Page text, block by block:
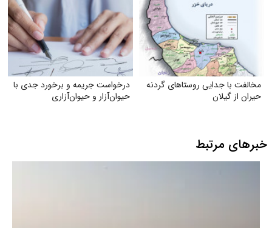
مخالفت با جدایی روستاهای گردنه
حیران از گیلان
درخواست جریمه و برخورد جدی با
حیوان‌آزار و حیوان‌آزاری
خبرهای مرتبط